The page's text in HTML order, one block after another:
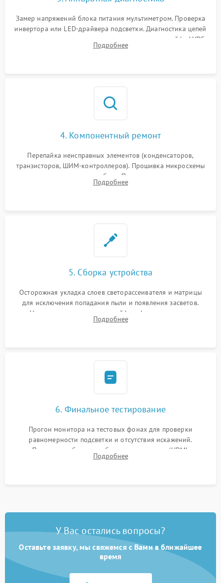
Поломка системы защиты
Замер напряжений блока питания мультиметром. Проверка
инвертора или LED-драйвера подсветки. Диагностика цепей
питания скалера и тестирование сигналов на шлейфе LVDS
Подробнее
4. Компонентный ремонт
Перепайка неисправных элементов (конденсаторов,
транзисторов, ШИМ-контроллеров). Прошивка микросхемы
памяти при программных сбоях. При поломке подсветки —
разборка матрицы и замена выгоревших светодиодов.
Подробнее
5. Сборка устройства
Осторожная укладка слоев светорассеивателя и матрицы
для исключения попадания пыли и появления засветов.
Надежное подключение шлейфов, фиксация плат и
аккуратное защелкивание пластикового корпуса монитора.
Подробнее
6. Финальное тестирование
Прогон монитора на тестовых фонах для проверки
равномерности подсветки и отсутствия искажений.
Проверка работоспособности всех портов (HDMI,
DisplayPort, VGA) и кнопок управления под нагрузкой в
Подробнее
У Вас остались вопросы?
Оставьте заявку, мы свяжемся с Вами в ближайшее
время